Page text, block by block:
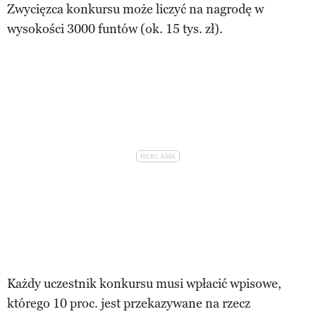
Zwycięzca konkursu może liczyć na nagrodę w
wysokości 3000 funtów (ok. 15 tys. zł).
Każdy uczestnik konkursu musi wpłacić wpisowe,
którego 10 proc. jest przekazywane na rzecz